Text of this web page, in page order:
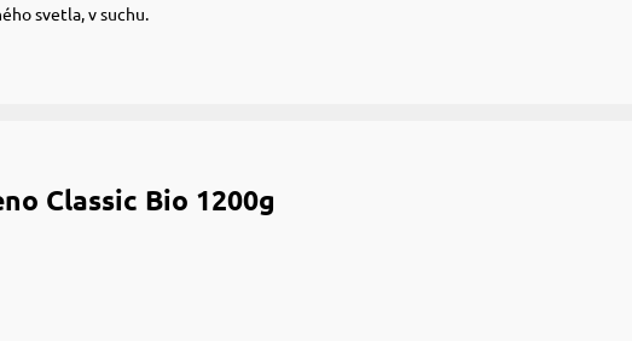
svetla, v suchu.
Classic Bio 1200g